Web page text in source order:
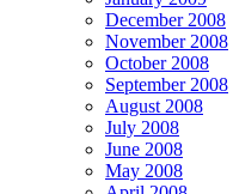
December 2008
November 2008
October 2008
September 2008
August 2008
July 2008
June 2008
May 2008